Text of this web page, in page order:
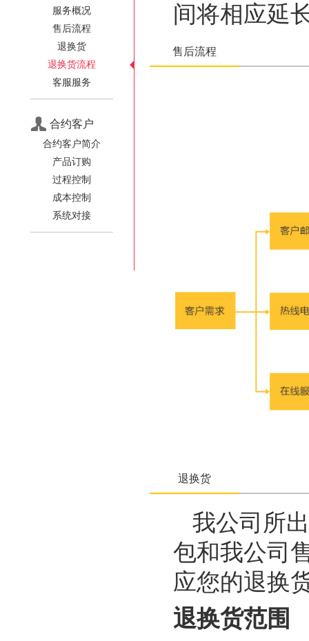
服务概况
售后流程
退换货
退换货流程
客服服务
合约客户
合约客户简介
产品订购
过程控制
成本控制
系统对接
间将相应延
售后流程
退换货
我公司所
包和我公司
应您的退换
退换货范围